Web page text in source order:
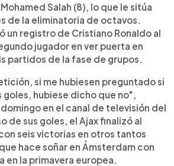
Salah (8), lo que le sitúa
de la eliminatoria de octavos.
un registro de Cristiano Ronaldo al
jugador en ver puerta en
partidos de la fase de grupos.
si me hubiesen preguntado si
goles, hubiese dicho que no",
en el canal de televisión del
de sus goles, el Ajax finalizó al
seis victorias en otros tantos
hace soñar en Ámsterdam con
en la primavera europea.